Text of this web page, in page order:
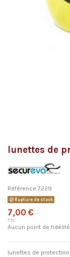
lunettes de
Référence 7229
Rupture de stock
7,00 €
TTC
Aucun point de
lunettes de